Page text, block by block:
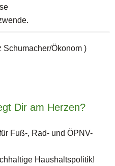
Schumacher/Ökonom )
Dir am Herzen?
Fuß-, Rad- und ÖPNV-
Haushaltspolitik!